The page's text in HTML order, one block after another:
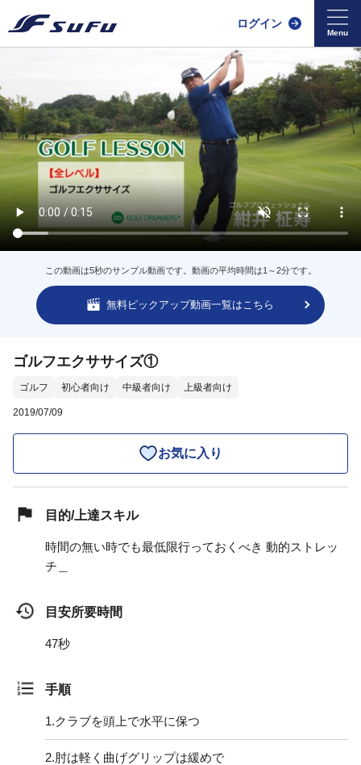
ログイン
この動画は5秒のサンプル動画です。動画の平均時間は1～2分です。
無料ピックアップ動画一覧はこちら
ゴルフエクササイズ①
ゴルフ 初心者向け 中級者向け 上級者向け
2019/07/09
お気に入り
目的/上達スキル
時間の無い時でも最低限行っておくべき 動的ストレッ
チ＿
目安所要時間
47秒
手順
1.クラブを頭上で水平に保つ
2.肘は軽く曲げグリップは緩めで